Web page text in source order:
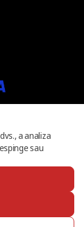
a analiza
sau